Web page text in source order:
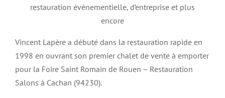
restauration évènementielle, d’entreprise et plus
encore
Vincent Lapère a débuté dans la restauration rapide en
1998 en ouvrant son premier chalet de vente à emporter
pour la Foire Saint Romain de Rouen – Restauration
Salons à Cachan (94230).